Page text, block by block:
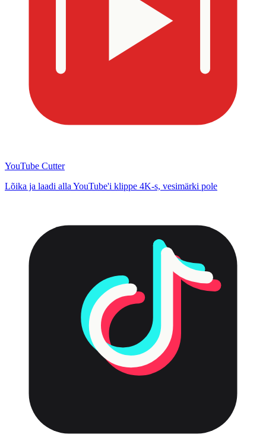
YouTube Cutter
Lõika ja laadi alla YouTube'i klippe 4K-s, vesimärki pole